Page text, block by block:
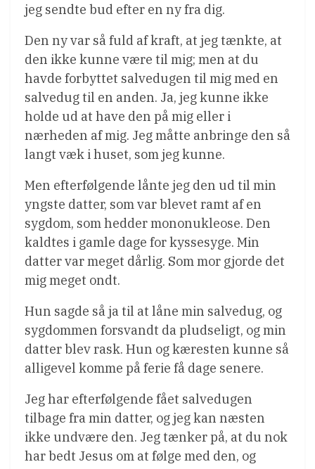
jeg sendte bud efter en ny fra dig.
Den ny var så fuld af kraft, at jeg tænkte, at
den ikke kunne være til mig; men at du
havde forbyttet salvedugen til mig med en
salvedug til en anden. Ja, jeg kunne ikke
holde ud at have den på mig eller i
nærheden af mig. Jeg måtte anbringe den så
langt væk i huset, som jeg kunne.
Men efterfølgende lånte jeg den ud til min
yngste datter, som var blevet ramt af en
sygdom, som hedder mononukleose. Den
kaldtes i gamle dage for kyssesyge. Min
datter var meget dårlig. Som mor gjorde det
mig meget ondt.
Hun sagde så ja til at låne min salvedug, og
sygdommen forsvandt da pludseligt, og min
datter blev rask. Hun og kæresten kunne så
alligevel komme på ferie få dage senere.
Jeg har efterfølgende fået salvedugen
tilbage fra min datter, og jeg kan næsten
ikke undvære den. Jeg tænker på, at du nok
har bedt Jesus om at følge med den, og